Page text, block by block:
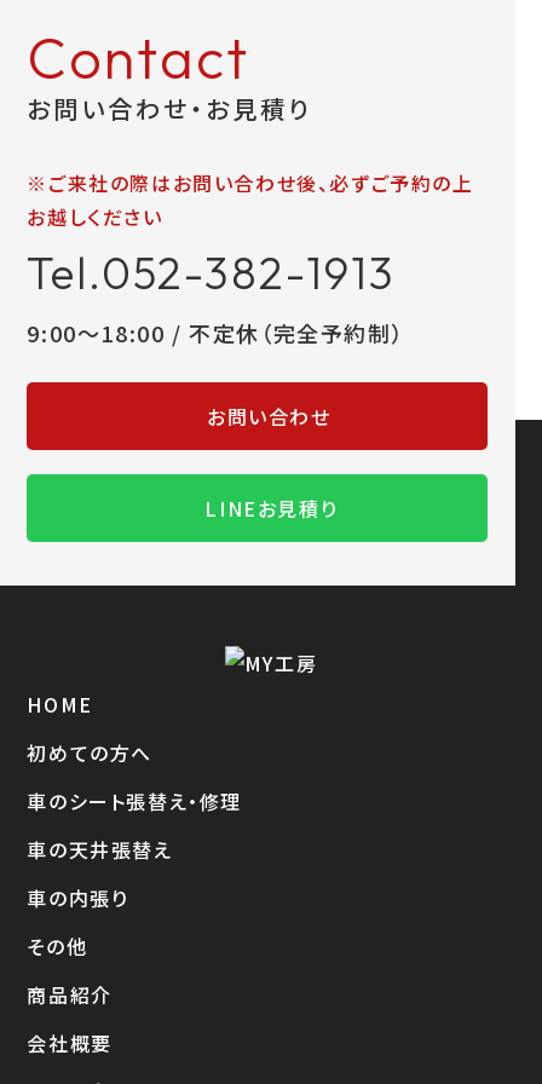
Contact
お問い合わせ・お見積り
※ご来社の際はお問い合わせ後、必ずご予約の上
お越しください
Tel.052-382-1913
9:00～18:00 / 不定休（完全予約制）
お問い合わせ
LINEお見積り
HOME
初めての方へ
車のシート張替え・修理
車の天井張替え
車の内張り
その他
商品紹介
会社概要